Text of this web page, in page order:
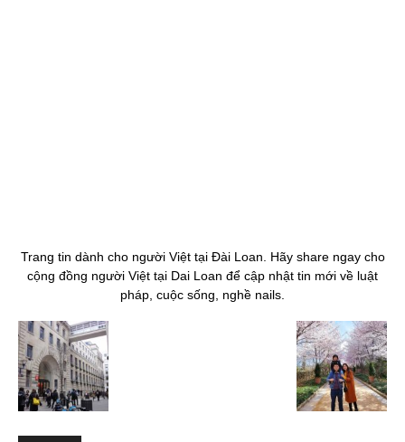
Trang tin dành cho người Việt tại Đài Loan. Hãy share ngay cho
cộng đồng người Việt tại Dai Loan để cập nhật tin mới về luật
pháp, cuộc sống, nghề nails.